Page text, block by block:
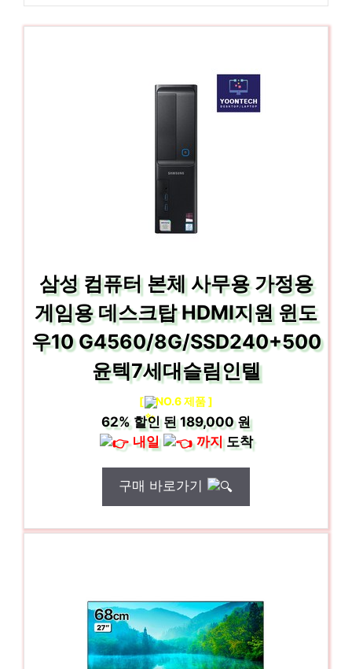
삼성 컴퓨터 본체 사무용 가정용
게임용 데스크탑 HDMI지원 윈도
우10 G4560/8G/SSD240+500
윤텍7세대슬림인텔
[ NO.6 제품 ]
62%할인 된189,000 원
내일
까지도착
구매 바로가기